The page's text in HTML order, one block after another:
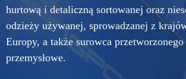
hurtową i detaliczną sortowanej oraz
odzieży używanej, sprowadzanej z
Europy, a także surowca
przemysłowe.